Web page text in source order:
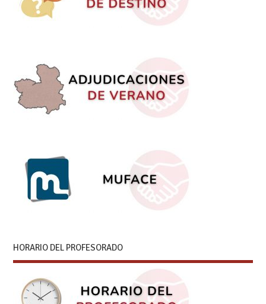
HORARIO DEL PROFESORADO